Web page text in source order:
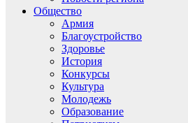
Общество
Армия
Благоустройство
Здоровье
История
Конкурсы
Культура
Молодежь
Образование